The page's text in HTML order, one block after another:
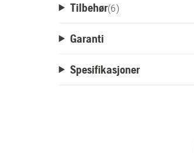
Tilbehør(6)
Garanti
Spesifikasjoner